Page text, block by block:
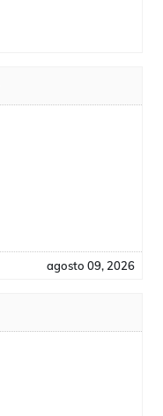
agosto 09, 2026